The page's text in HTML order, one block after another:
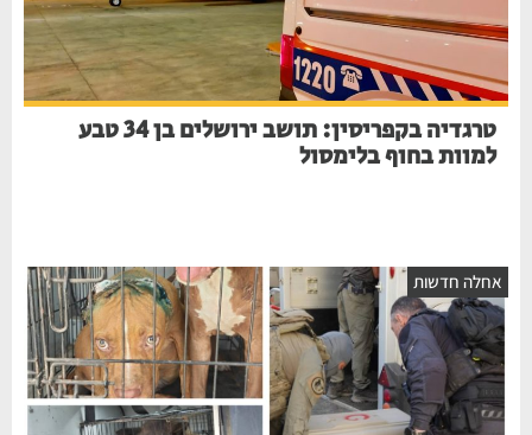
טרגדיה בקפריסין: תושב ירושלים בן 34 טבע
למוות בחוף בלימסול
חדשות